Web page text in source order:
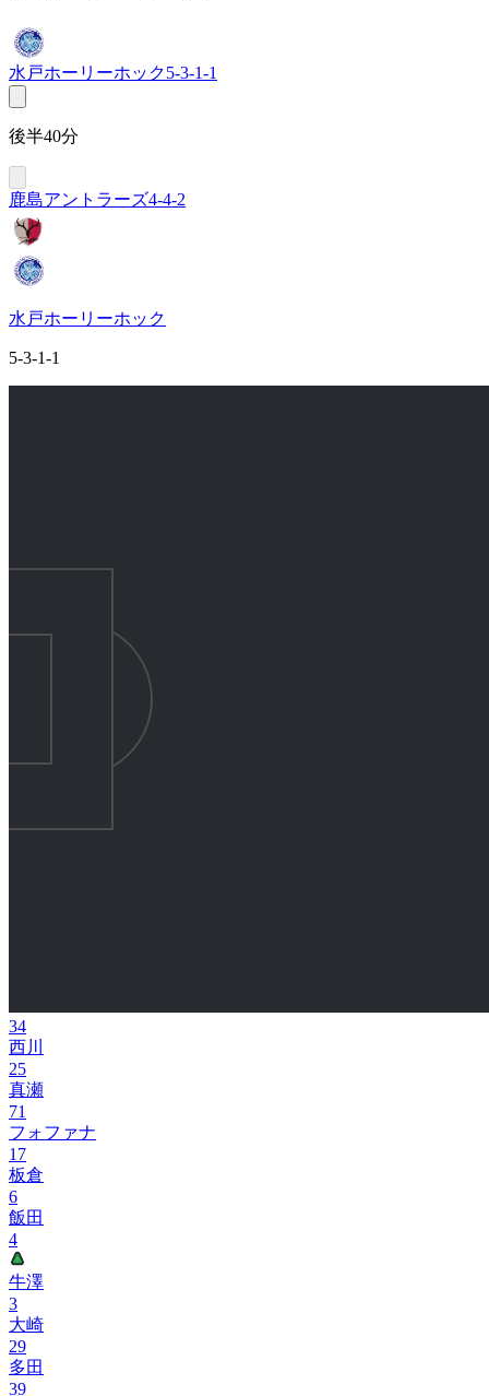
水戸ホーリーホック5-3-1-1
後半40分
鹿島アントラーズ4-4-2
水戸ホーリーホック
5-3-1-1
34
西川
25
真瀬
71
フォファナ
17
板倉
6
飯田
4
牛澤
3
大崎
29
多田
39